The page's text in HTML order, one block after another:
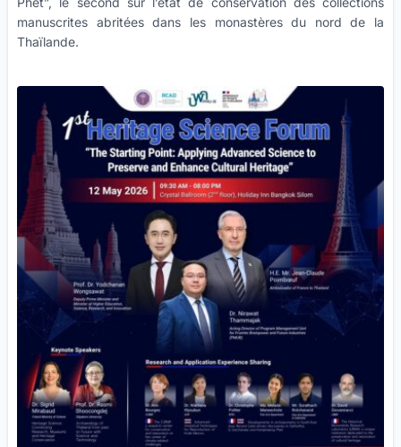
manuscrites abritées dans les monastères du nord de la
Thaïlande.